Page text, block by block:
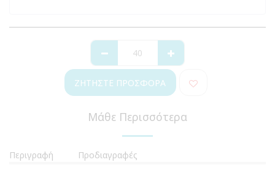
ΖΗΤΉΣΤΕ ΠΡΟΣΦΟΡΆ
Μάθε Περισσότερα
Περιγραφή Προδιαγραφές